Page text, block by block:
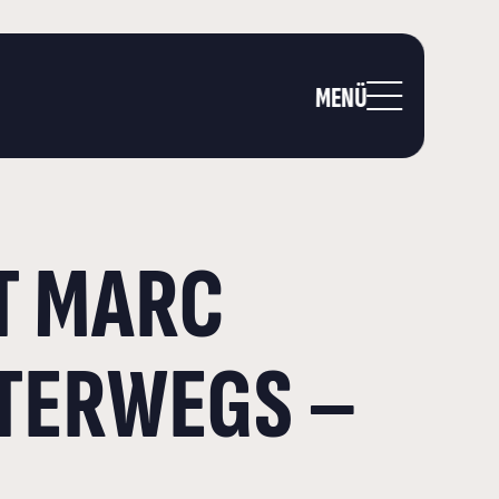
MENÜ
MARC
–